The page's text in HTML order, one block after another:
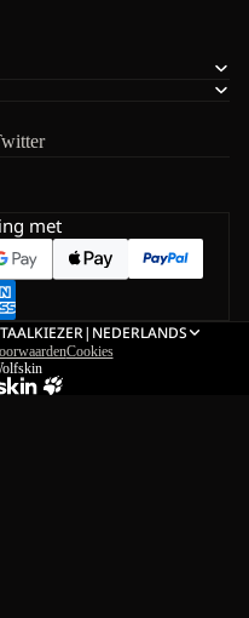
met
| NEDERLANDS
Cookies